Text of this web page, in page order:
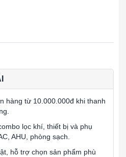
hàng từ 10.000.000đ khi thanh
lọc khí, thiết bị và phụ
AHU, phòng sạch.
hỗ trợ chọn sản phẩm phù